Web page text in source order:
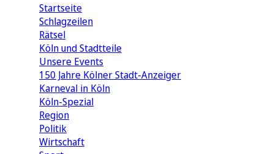
Startseite
Schlagzeilen
Rätsel
Köln und Stadtteile
Unsere Events
150 Jahre Kölner Stadt-Anzeiger
Karneval in Köln
Köln-Spezial
Region
Politik
Wirtschaft